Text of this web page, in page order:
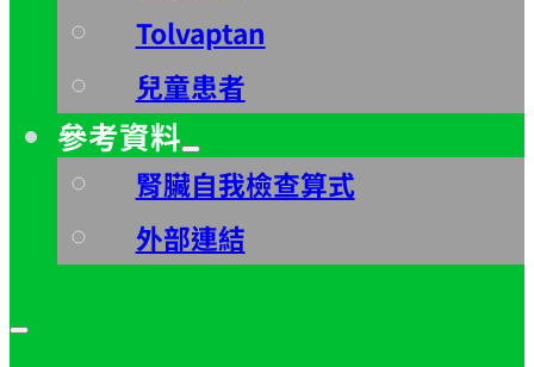
Tolvaptan
兒童患者
參考資料
腎臟自我檢查算式
外部連結